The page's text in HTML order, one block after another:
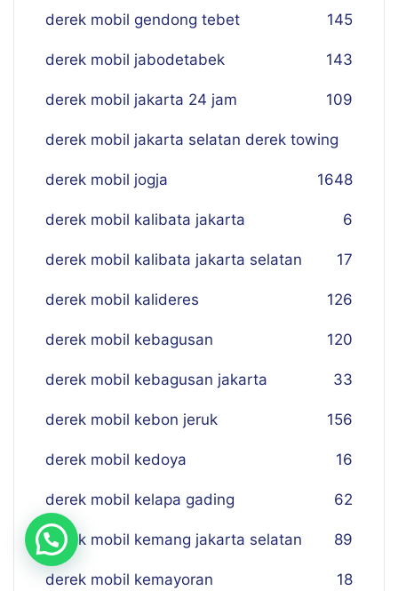
derek mobil gendong tebet 145
derek mobil jabodetabek 143
derek mobil jakarta 24 jam 109
derek mobil jakarta selatan derek towing
48
derek mobil jogja 16
derek mobil kalibata jakarta 6
derek mobil kalibata jakarta selatan 17
derek mobil kalideres 126
derek mobil kebagusan 120
derek mobil kebagusan jakarta 33
derek mobil kebon jeruk 156
derek mobil kedoya 16
derek mobil kelapa gading 62
derek mobil kemang jakarta selatan 89
derek mobil kemayoran 18